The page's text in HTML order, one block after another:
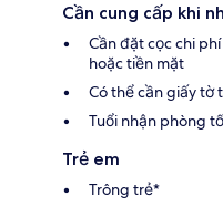
Cần cung cấp khi
Cần đặt cọc chi
hoặc tiền mặt
Có thể cần giấy tờ
Tuổi nhận phòng
Trẻ em
Trông trẻ*